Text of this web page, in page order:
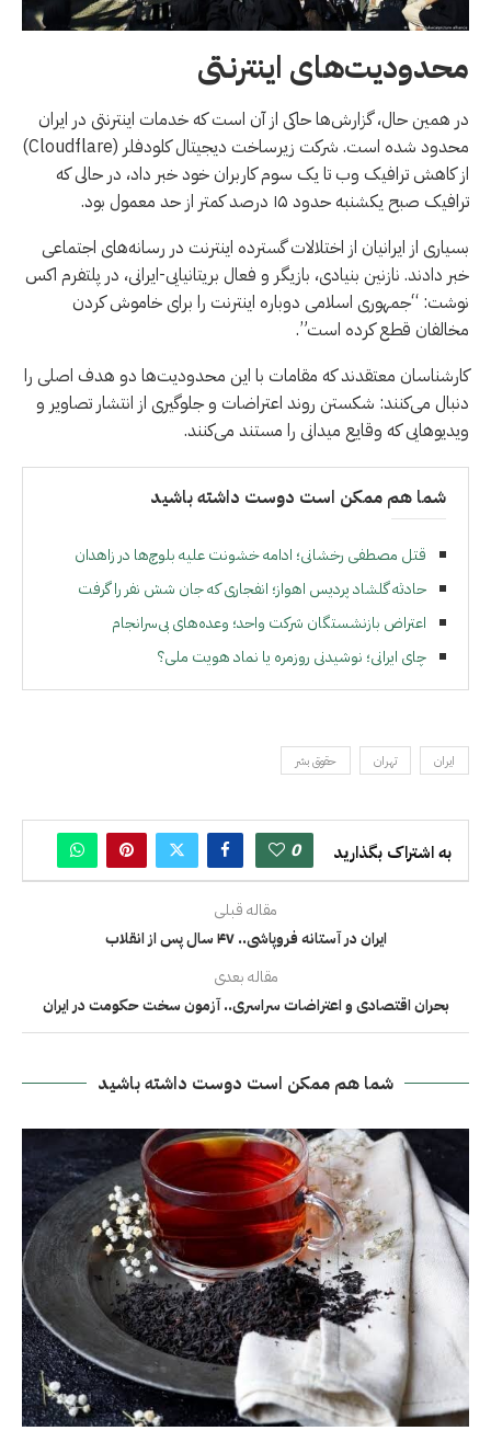
محدودیت‌های اینترنتی
در همین حال، گزارش‌ها حاکی از آن است که خدمات اینترنتی در ایران
محدود شده است. شرکت زیرساخت دیجیتال کلودفلر (Cloudflare)
از کاهش ترافیک وب تا یک سوم کاربران خود خبر داد، در حالی که
ترافیک صبح یکشنبه حدود ۱۵ درصد کمتر از حد معمول بود.
بسیاری از ایرانیان از اختلالات گسترده اینترنت در رسانه‌های اجتماعی
خبر دادند. نازنین بنیادی، بازیگر و فعال بریتانیایی-ایرانی، در پلتفرم اكس
نوشت: “جمهوری اسلامی دوباره اینترنت را برای خاموش کردن
مخالفان قطع کرده است”.
کارشناسان معتقدند که مقامات با این محدودیت‌ها دو هدف اصلی را
دنبال می‌کنند: شکستن روند اعتراضات و جلوگیری از انتشار تصاویر و
ویدیوهایی که وقایع میدانی را مستند می‌کنند.
شما هم ممکن است دوست داشته باشید
قتل مصطفی رخشانی؛ ادامه خشونت علیه بلوچ‌ها در زاهدان
حادثه گلشاد پردیس اهواز؛ انفجاری که جان شش نفر را گرفت
اعتراض بازنشستگان شرکت واحد؛ وعده‌های بی‌سرانجام
چای ایرانی؛ نوشیدنی روزمره یا نماد هویت ملی؟
ايران تهران حقوق بشر
به اشتراک بگذارید 0
مقاله قبلی
ایران در آستانه فروپاشی.. ۴۷ سال پس از انقلاب
مقاله بعدی
بحران اقتصادی و اعتراضات سراسری.. آزمون سخت حکومت در ایران
شما هم ممکن است دوست داشته باشید